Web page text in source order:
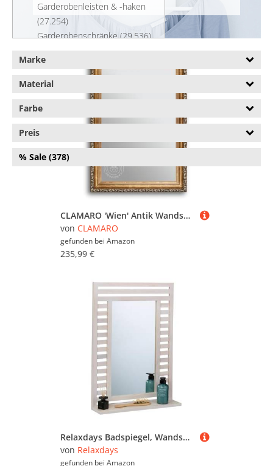
Garderobenleisten & -haken
(27.254)
Garderobenschränke (29.536)
(2.869)
Garderobenspiegel mit
Garderobenständer (4.674)
Herrendiener (1.159)
Kommoden (208.870)
Rollgarderoben & Stangen
(3.370)
Schirmständer (20.759)
Schuhschränke (115.596)
Wand- & Konsolentische
Wandgarderoben & Paneele
Garderobenleisten & -haken
Garderobenschränke
Garderobenspiegel (6.942)
Antike Garderobenspiegel
Garderobenspiegel mit Ablage
Moderne Garderobenspiegel
Marke
Material
Farbe
Preis
% Sale (378)
CLAMARO 'Wien' Antik Wandspiegel 85x140 cm mit Rahmen | Bronze | Shabby Chic Vintage Barock Spiegel mit Holzrahmen | Barockspiegel inkl. Metall Aufhänger und Montagematerial
von CLAMARO
gefunden bei Amazon
235,99 €
Relaxdays Badspiegel, Wandspiegel mit Ablage, Walnuss Holzrahmen, Badezimmerspiegel, HxBxT: 70 x 50 x 12 cm, weiß
von Relaxdays
gefunden bei Amazon